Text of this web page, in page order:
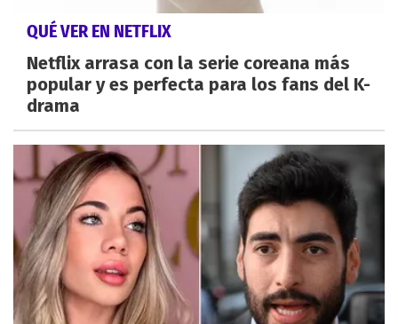
QUÉ VER EN NETFLIX
Netflix arrasa con la serie coreana más
popular y es perfecta para los fans del K-
drama